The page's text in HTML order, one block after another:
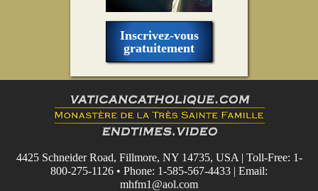
Inscrivez-vous
gratuitement
4425 Schneider Road, Fillmore, NY 14735, USA | Toll-Free: 1-
800-275-1126 • Phone: 1-585-567-4433 | Email:
mhfm1@aol.com